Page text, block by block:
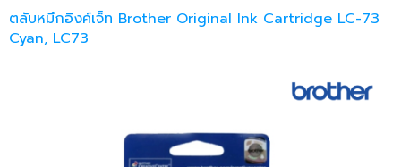
ตลับหมึกอิงค์เจ็ท Brother Original Ink Cartridge LC-73
Cyan, LC73